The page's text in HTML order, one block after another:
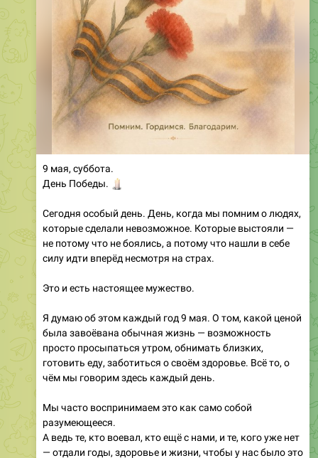
День Победы.
🕯️
Сегодня особый день. День, когда мы помним о людях,
не потому что не боялись, а потому что нашли в себе
силу идти вперёд несмотря на страх.
Это и есть настоящее мужество.
Я думаю об этом каждый год 9 мая. О том, какой ценой
просто просыпаться утром, обнимать близких,
готовить еду, заботиться о своём здоровье. Всё то, о
чём мы говорим здесь каждый день.
Мы часто воспринимаем это как само собой
А ведь те, кто воевал, кто ещё с нами, и те, кого уже нет
— отдали годы, здоровье и жизни, чтобы у нас было это
самое обычное, тихое, живое утро.